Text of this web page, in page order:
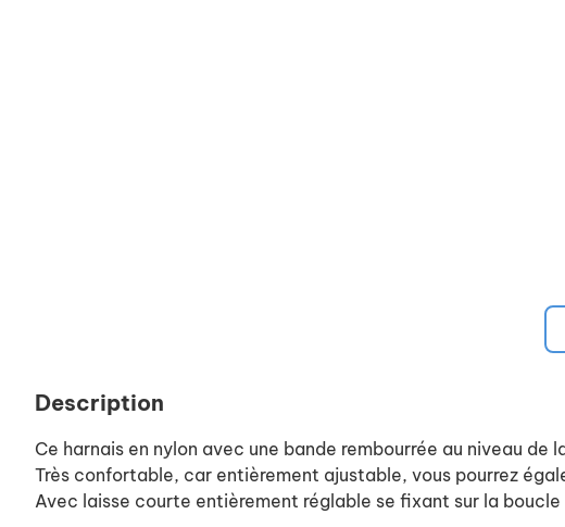
Description
Ce harnais en nylon avec une bande rembourrée au niveau
Très confortable, car entièrement ajustable, vous pourrez
Avec laisse courte entièrement réglable se fixant sur la